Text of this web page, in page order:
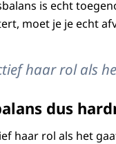
is echt
moet je je echt
haar rol als
dus
haar rol als het